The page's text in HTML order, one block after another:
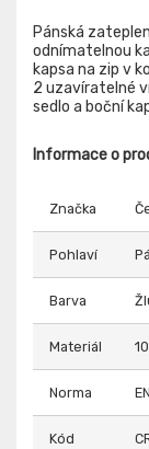
Pánská
odnímatelnou
kapsa na zip v
2 uzavíratelné
sedlo a boční
Informace o
Značka
Pohlaví
Barva
Materiál
Norma
Kód